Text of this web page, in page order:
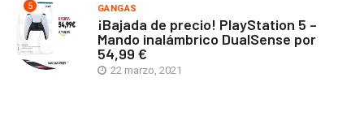
5 GANGAS
¡Bajada de precio! PlayStation 5 –
Mando inalámbrico DualSense por
54,99 €
22 marzo, 2021